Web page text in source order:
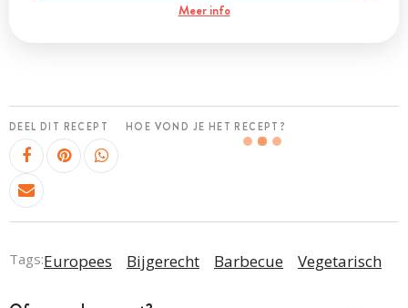
Meer info
DEEL DIT RECEPT HOE VOND JE HET RECEPT?
Tags:Europees Bijgerecht Barbecue Vegetarisch